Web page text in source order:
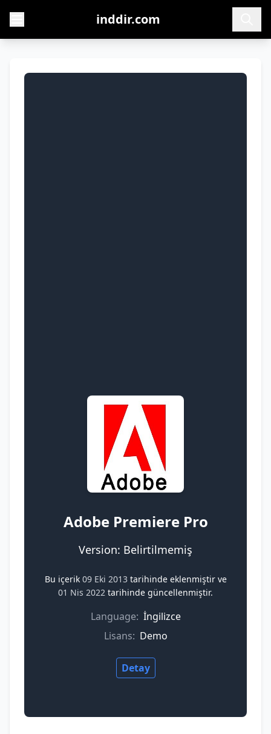
inddir.com
Adobe Premiere Pro
Version: Belirtilmemiş
Bu içerik 09 Eki 2013 tarihinde eklenmiştir ve
01 Nis 2022 tarihinde güncellenmiştir.
Language: İngilizce
Lisans: Demo
Detay